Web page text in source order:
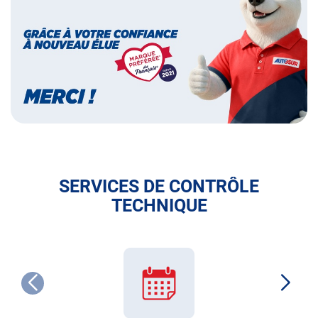
français
SERVICES DE CONTRÔLE
TECHNIQUE